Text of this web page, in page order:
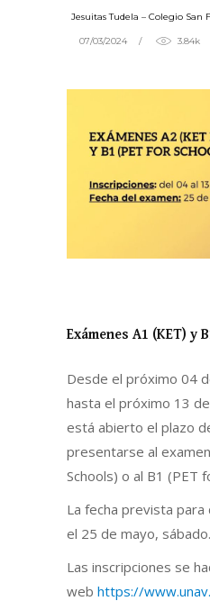
Jesuitas Tudela – Colegio San
07/03/2024 3.84k
Exámenes A1 (KET) y
Desde el próximo 04
hasta el próximo 13
está abierto el plazo
presentarse al
Schools) o al B1 (PET
La fecha prevista
el 25 de mayo, sábado.
Las inscripciones se
web https://